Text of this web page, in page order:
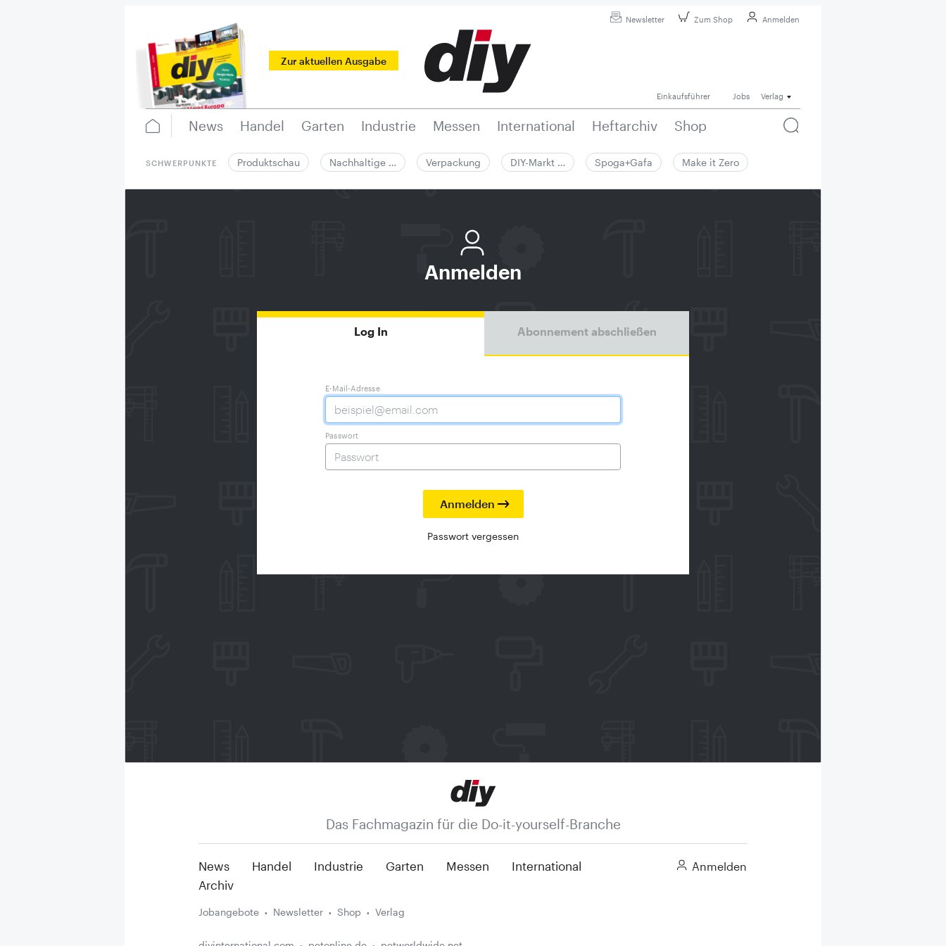
Newsletter Zum Shop Anmelden
Zur aktuellen Ausgabe
Einkaufsführer Jobs Verlag
News Handel Garten Industrie Messen International Heftarchiv Shop
SCHWERPUNKTE Produktschau Nachhaltige … Verpackung DIY-Markt … Spoga+Gafa Make it Zero
Anmelden
Log In Abonnement abschließen
E-Mail-Adresse
Passwort
Passwort vergessen
Das Fachmagazin für die Do-it-yourself-Branche
News Handel Industrie Garten Messen
International
Archiv
Anmelden
Jobangebote Newsletter Shop Verlag